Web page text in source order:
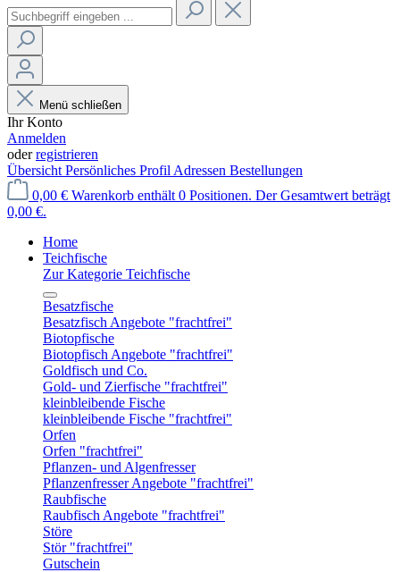
Menü schließen
Ihr Konto
Anmelden
oderregistrieren
Übersicht Persönliches Profil Adressen Bestellungen
0,00 € Warenkorb enthält 0 Positionen. Der Gesamtwert beträgt
0,00 €.
Home
Teichfische
Zur Kategorie Teichfische
Besatzfische
Besatzfisch Angebote "frachtfrei"
Biotopfische
Biotopfisch Angebote "frachtfrei"
Goldfisch und Co.
Gold- und Zierfische "frachtfrei"
kleinbleibende Fische
kleinbleibende Fische "frachtfrei"
Orfen
Orfen "frachtfrei"
Pflanzen- und Algenfresser
Pflanzenfresser Angebote "frachtfrei"
Raubfische
Raubfisch Angebote "frachtfrei"
Störe
Stör "frachtfrei"
Gutschein